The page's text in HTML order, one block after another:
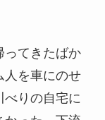
てきたばか
人を車にのせ
べりの自宅に